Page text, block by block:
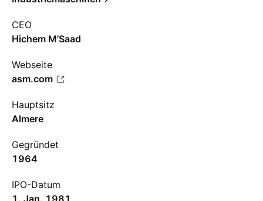
CEO
Hichem M’Saad
Webseite
asm.com
Hauptsitz
Almere
Gegründet
1964
IPO-Datum
1. Jan. 1981